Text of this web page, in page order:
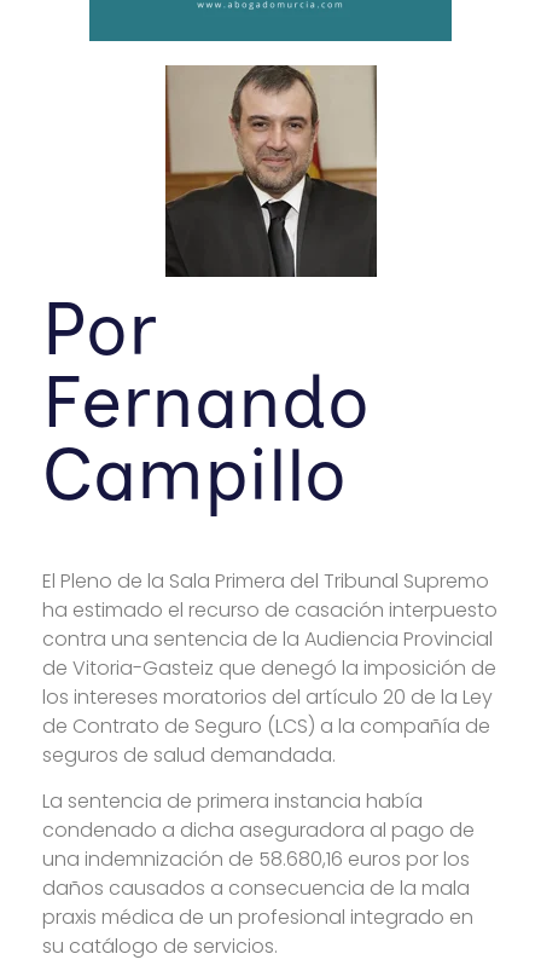
Por
Fernando
Campillo
El Pleno de la Sala Primera del Tribunal Supremo
ha estimado el recurso de casación interpuesto
contra una sentencia de la Audiencia Provincial
de Vitoria-Gasteiz que denegó la imposición de
los intereses moratorios del artículo 20 de la Ley
de Contrato de Seguro (LCS) a la compañía de
seguros de salud demandada.
La sentencia de primera instancia había
condenado a dicha aseguradora al pago de
una indemnización de 58.680,16 euros por los
daños causados a consecuencia de la mala
praxis médica de un profesional integrado en
su catálogo de servicios.